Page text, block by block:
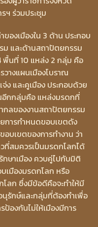
ฯ ร่วมประชุม
องเมืองใน 3 ด้าน ประกอบ
และด้านสถาปัตยกรรม
พื้นที่ 10 แหล่ง 2 กลุ่ม คือ
างแผนเมืองโบราณ
ง และคูเมือง ประกอบด้วย
อีกกลุ่มคือ แหล่งมรดกที่
ลของงานสถาปัตยกรรม
การกำหนดขอบเขตดัง
บเขตของการทำงาน ว่า
ที่สมควรเป็นมรดกโลกได้
กษาเมือง ควบคู่ไปกับมิติ
เมืองมรดกโลก หรือ
ลก ซึ่งมีข้อดีคือจะทำให้มี
รักษ์และกลุ่มที่ต้องทำเพื่อ
ป้องกันไม่ให้เมืองมีการ